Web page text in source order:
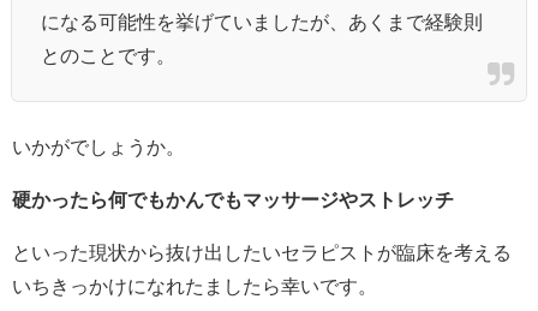
になる可能性を挙げていましたが、あくまで経験則
とのことです。
いかがでしょうか。
硬かったら何でもかんでもマッサージやストレッチ
といった現状から抜け出したいセラピストが臨床を考える
いちきっかけになれたましたら幸いです。